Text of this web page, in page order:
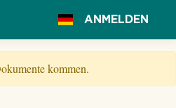
ANMELDEN
kommen.